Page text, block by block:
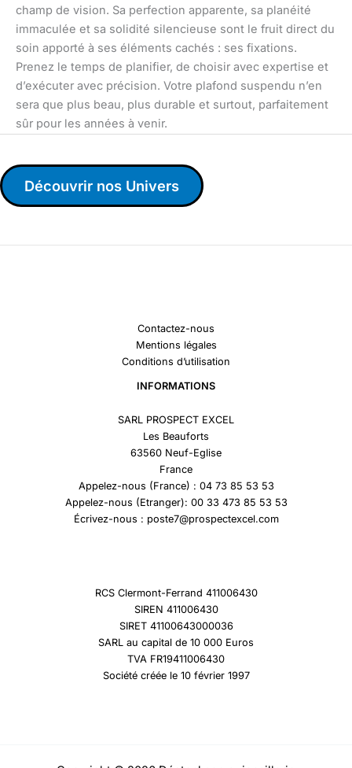
champ de vision. Sa perfection apparente, sa planéité
immaculée et sa solidité silencieuse sont le fruit direct du
soin apporté à ses éléments cachés : ses fixations.
Prenez le temps de planifier, de choisir avec expertise et
d’exécuter avec précision. Votre plafond suspendu n’en
sera que plus beau, plus durable et surtout, parfaitement
sûr pour les années à venir.
Découvrir nos Univers
Contactez-nous
Mentions légales
Conditions d’utilisation
INFORMATIONS
SARL PROSPECT EXCEL
Les Beauforts
63560 Neuf-Eglise
France
Appelez-nous (France) : 04 73 85 53 53
Appelez-nous (Etranger): 00 33 473 85 53 53
Écrivez-nous : poste7@prospectexcel.com
RCS Clermont-Ferrand 411006430
SIREN 411006430
SIRET 41100643000036
SARL au capital de 10 000 Euros
TVA FR19411006430
Société créée le 10 février 1997